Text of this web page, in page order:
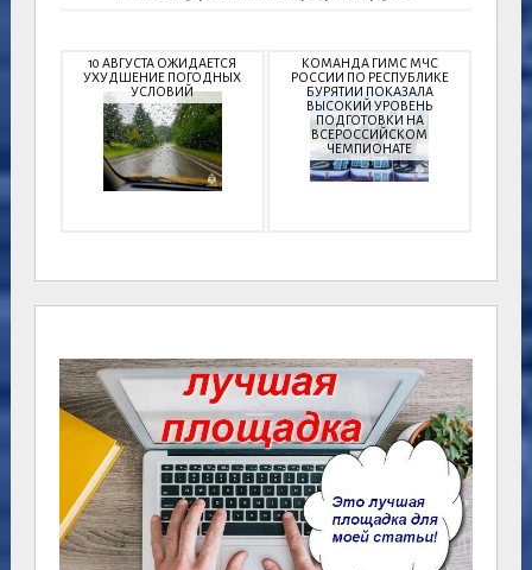
10 АВГУСТА ОЖИДАЕТСЯ
УХУДШЕНИЕ ПОГОДНЫХ
УСЛОВИЙ
КОМАНДА ГИМС МЧС
РОССИИ ПО РЕСПУБЛИКЕ
БУРЯТИИ ПОКАЗАЛА
ВЫСОКИЙ УРОВЕНЬ
ПОДГОТОВКИ НА
ВСЕРОССИЙСКОМ
ЧЕМПИОНАТЕ